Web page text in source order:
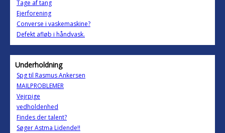
Tage af tang
Ejerforening
Converse i vaskemaskine?
Defekt afløb i håndvask.
Underholdning
Spg til Rasmus Ankersen
MAILPROBLEMER
Vejrpige
vedholdenhed
Findes der talent?
Søger Astma Lidende!!